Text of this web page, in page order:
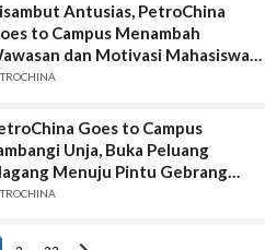
Antusias, PetroChina
to Campus Menambah
dan Motivasi Mahasiswa
Goes to Campus
Unja, Buka Peluang
Menuju Pintu Gebrang